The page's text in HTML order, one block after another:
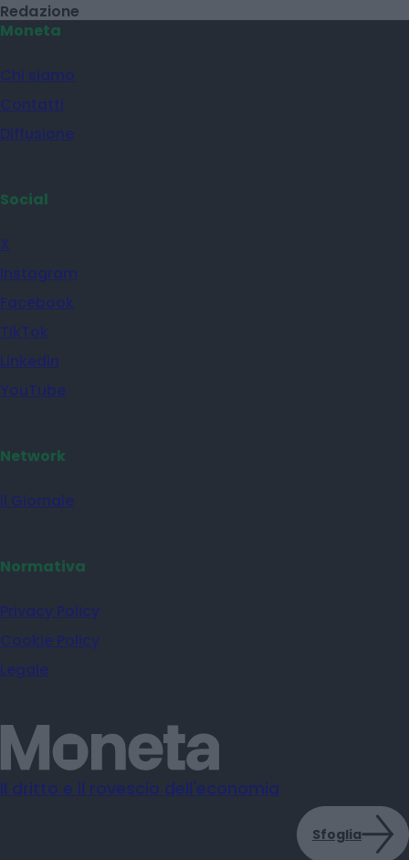
Redazione
Moneta
Chi siamo
Contatti
Diffusione
Social
X
Instagram
Facebook
TikTok
Linkedin
YouTube
Network
il Giornale
Normativa
Privacy Policy
Cookie Policy
Legale
Il dritto e il rovescio dell'economia
Sfoglia